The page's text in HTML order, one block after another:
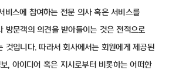
비스에 참여하는 전문 의사 혹은 서비스를
방문객의 의견을 받아들이는 것은 전적으로
것입니다. 따라서 회사에서는 회원에게 제공된
, 아이디어 혹은 지시로부터 비롯하는 어떠한